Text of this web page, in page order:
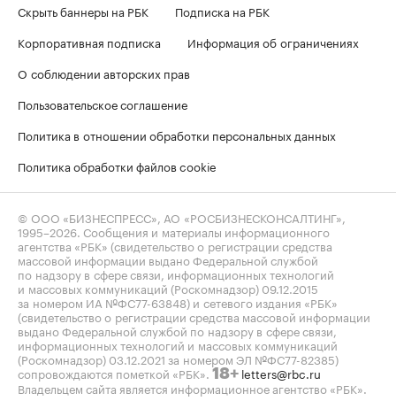
Скрыть баннеры на РБК
Подписка на РБК
Корпоративная подписка
Информация об ограничениях
О соблюдении авторских прав
Пользовательское соглашение
Политика в отношении обработки персональных данных
Политика обработки файлов cookie
© ООО «БИЗНЕСПРЕСС», АО «РОСБИЗНЕСКОНСАЛТИНГ»,
1995–2026 . Сообщения и материалы информационного
агентства «РБК» (свидетельство о регистрации средства
массовой информации выдано Федеральной службой
по надзору в сфере связи, информационных технологий
и массовых коммуникаций (Роскомнадзор) 09.12.2015
за номером ИА №ФС77-63848) и сетевого издания «РБК»
(свидетельство о регистрации средства массовой информации
выдано Федеральной службой по надзору в сфере связи,
информационных технологий и массовых коммуникаций
(Роскомнадзор) 03.12.2021 за номером ЭЛ №ФС77-82385)
сопровождаются пометкой «РБК». 18+ letters@rbc.ru
Владельцем сайта является информационное агентство «РБК».